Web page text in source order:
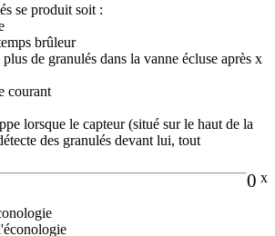
se produit soit :
brûleur
de granulés dans la vanne écluse après x
courant
lorsque le capteur (situé sur le haut de la
des granulés devant lui, tout
0 x